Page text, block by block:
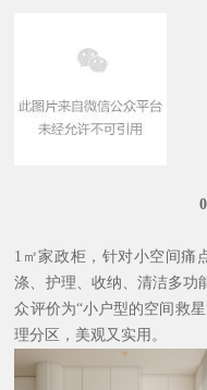
1㎡家政柜，针对小空间痛
涤、护理、收纳、清洁多功
众评价为“小户型的空间救
理分区，美观又实用。